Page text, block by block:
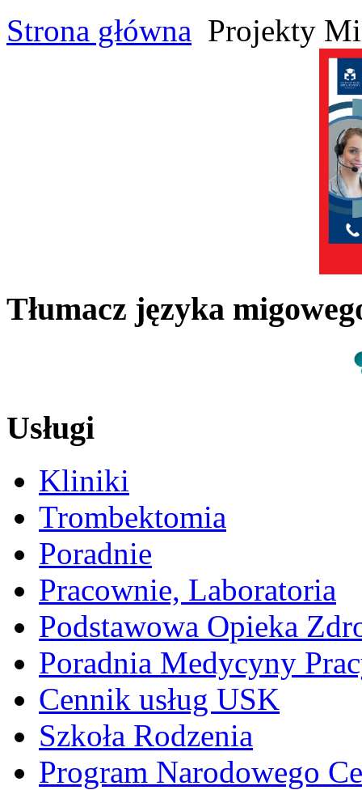
Strona główna Projekty
Tłumacz języka
Usługi
Kliniki
Trombektomia
Poradnie
Pracownie, Laboratoria
Podstawowa Opieka
Poradnia Medycyny
Cennik usług USK
Szkoła Rodzenia
Program Narodowego